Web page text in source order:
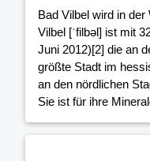
Bad Vilbel wird in
Vilbel [ˈfilbəl] ist mit
Juni 2012)[2] die an
größte Stadt im
an den nördlichen
Sie ist für ihre